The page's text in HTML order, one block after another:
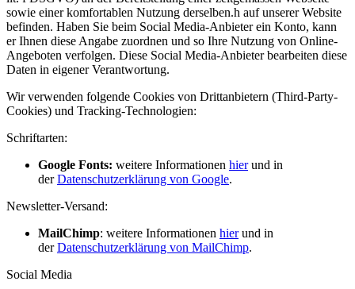
sowie einer komfortablen Nutzung derselben.h auf unserer Website
befinden. Haben Sie beim Social Media-Anbieter ein Konto, kann
er Ihnen diese Angabe zuordnen und so Ihre Nutzung von Online-
Angeboten verfolgen. Diese Social Media-Anbieter bearbeiten diese
Daten in eigener Verantwortung.
Wir verwenden folgende Cookies von Drittanbietern (Third-Party-
Cookies) und Tracking-Technologien:
Schriftarten:
Google Fonts: weitere Informationen hierund in
derDatenschutzerklärung von Google.
Newsletter-Versand:
MailChimp: weitere Informationen hierund in
derDatenschutzerklärung von MailChimp.
Social Media